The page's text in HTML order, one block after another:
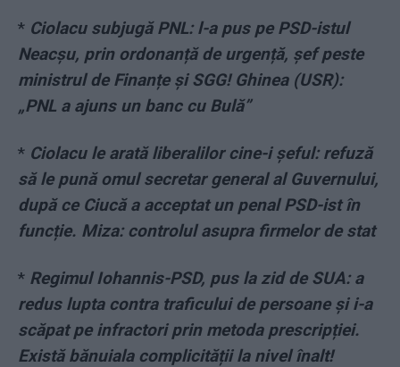
* Ciolacu subjugă PNL: l-a pus pe PSD-istul
Neacșu, prin ordonanță de urgență, șef peste
ministrul de Finanțe și SGG! Ghinea (USR):
„PNL a ajuns un banc cu Bulă”
* Ciolacu le arată liberalilor cine-i șeful: refuză
să le pună omul secretar general al Guvernului,
după ce Ciucă a acceptat un penal PSD-ist în
funcție. Miza: controlul asupra firmelor de stat
* Regimul Iohannis-PSD, pus la zid de SUA: a
redus lupta contra traficului de persoane și i-a
scăpat pe infractori prin metoda prescripției.
Există bănuiala complicității la nivel înalt!